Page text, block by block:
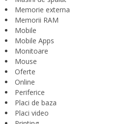
Memorie externa
Memorii RAM
Mobile
Mobile Apps
Monitoare
Mouse
Oferte
Online
Periferice
Placi de baza
Placi video